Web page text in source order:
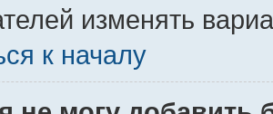
изменять
к началу